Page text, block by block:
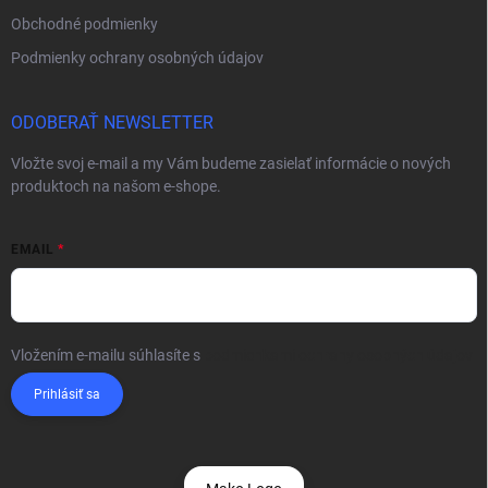
Obchodné podmienky
Podmienky ochrany osobných údajov
ODOBERAŤ NEWSLETTER
Vložte svoj e-mail a my Vám budeme zasielať informácie o nových
produktoch na našom e-shope.
EMAIL
Vložením e-mailu súhlasíte s
Prihlásiť sa